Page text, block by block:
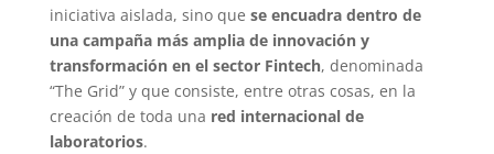
iniciativa aislada, sino que se encuadra dentro de
una campaña más amplia de innovación y
transformación en el sector Fintech, denominada
“The Grid” y que consiste, entre otras cosas, en la
creación de toda una red internacional de
laboratorios.